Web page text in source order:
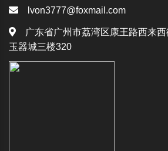
lvon3777@foxmail.com
广东省广州市荔湾区康王路西来西
玉器城三楼320